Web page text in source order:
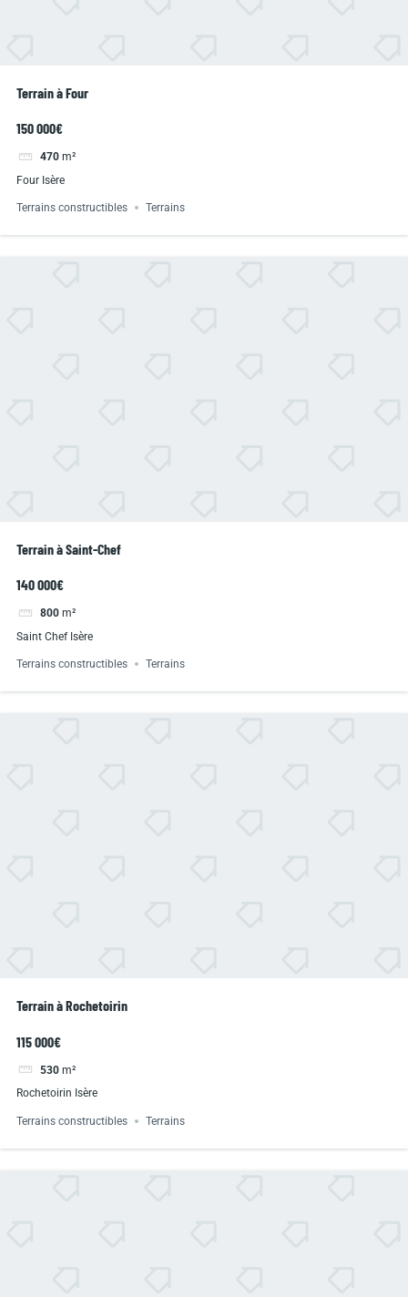
Terrain à Four
150 000€
470 m²
Four Isère
Terrains constructibles Terrains
Terrain à Saint-Chef
140 000€
800 m²
Saint Chef Isère
Terrains constructibles Terrains
Terrain à Rochetoirin
115 000€
530 m²
Rochetoirin Isère
Terrains constructibles Terrains